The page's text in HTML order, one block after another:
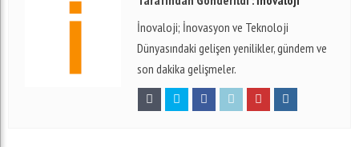
İnovaloji; İnovasyon ve Teknoloji
Dünyasındaki gelişen yenilikler, gündem ve
son dakika gelişmeler.